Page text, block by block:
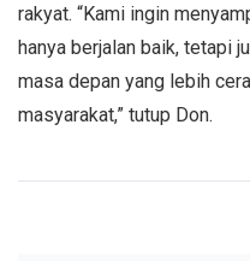
rakyat. “Kami ingin
hanya berjalan baik, tetapi
masa depan yang lebih
masyarakat,” tutup Don.